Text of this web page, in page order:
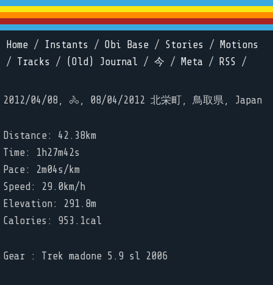
Home / Instants / Obi Base / Stories /
Motions
/ Tracks / (Old) Journal / 今 / Meta / RSS /
2012/04/08, 🚴, 08/04/2012 北栄町, 鳥取県, Japan
Distance: 42.38km
Time: 1h27m42s
Pace: 2m04s/km
Speed: 29.0km/h
Elevation: 291.8m
Calories: 953.1cal
Gear : Trek madone 5.9 sl 2006